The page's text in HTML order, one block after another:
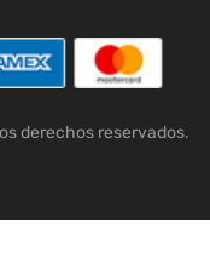
derechos reservados.